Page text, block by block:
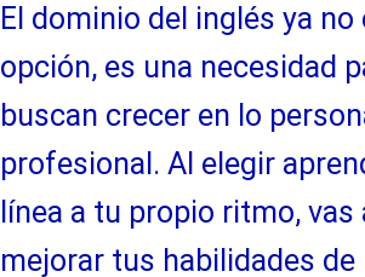
El dominio del inglés ya no
opción, es una necesidad
buscan crecer en lo
profesional. Al elegir
línea a tu propio ritmo, vas
mejorar tus habilidades de